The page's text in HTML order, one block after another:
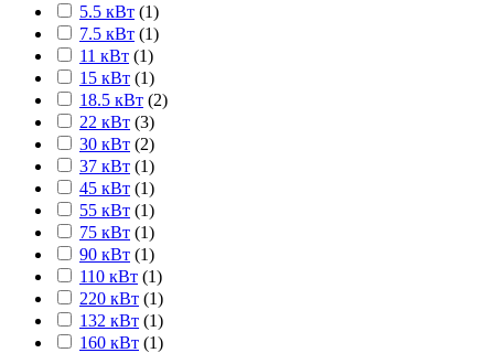
5.5 кВт (1)
7.5 кВт (1)
11 кВт (1)
15 кВт (1)
18.5 кВт (2)
22 кВт (3)
30 кВт (2)
37 кВт (1)
45 кВт (1)
55 кВт (1)
75 кВт (1)
90 кВт (1)
110 кВт (1)
220 кВт (1)
132 кВт (1)
160 кВт (1)